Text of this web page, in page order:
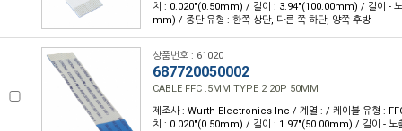
치 : 0.020"(0.50mm) / 길이 : 3.94"(100.00mm) / 길이 -
mm) / 종단 유형 : 한쪽 상단, 다른 쪽 하단, 양쪽 후방
상품번호 : 61020
687720050002
CABLE FFC .5MM TYPE 2 20P 50MM
제조사 : Wurth Electronics Inc / 계열 : / 케이블 유형 :
치 : 0.020"(0.50mm) / 길이 : 1.97"(50.00mm) / 길이 - 노